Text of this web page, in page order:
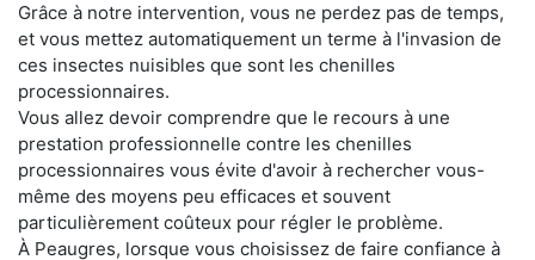
Grâce à notre intervention, vous ne perdez pas de temps,
et vous mettez automatiquement un terme à l'invasion de
ces insectes nuisibles que sont les chenilles
processionnaires.
Vous allez devoir comprendre que le recours à une
prestation professionnelle contre les chenilles
processionnaires vous évite d'avoir à rechercher vous-
même des moyens peu efficaces et souvent
particulièrement coûteux pour régler le problème.
À Peaugres, lorsque vous choisissez de faire confiance à